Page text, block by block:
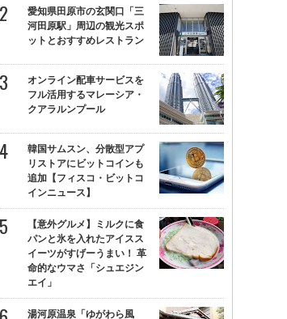
愛知県田原市の玄関口「三
河田原駅」周辺の観光スポ
ットとおすすめレストラン
オンライン配車サービスを
フル活用するマレーシア・
クアラルンプール
韓国サムスン、分散型アプ
リストアにビットコインも
追加【フィスコ・ビットコ
インニュース】
【意外グルメ】ミルクに食
パンと氷を入れたアイスス
イーツがすげーうまい！ 革
命的なウマさ「シュエジン
エイ」
湯河原温泉「ゆがわら風